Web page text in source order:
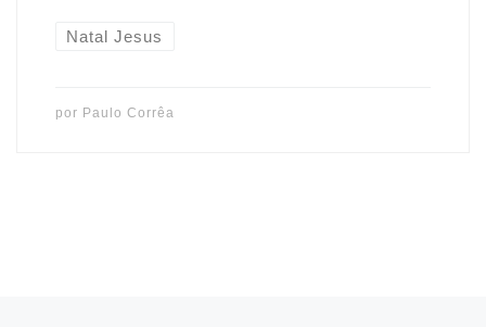
Natal Jesus
por Paulo Corrêa